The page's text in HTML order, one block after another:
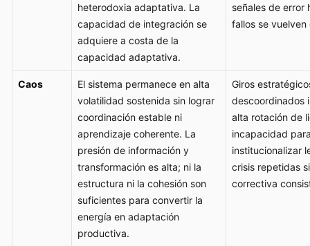
heterodoxia adaptativa. La
capacidad de integración se
adquiere a costa de la
capacidad adaptativa.
señales de error
fallos se
Caos
El sistema permanece en alta
volatilidad sostenida sin lograr
coordinación estable ni
aprendizaje coherente. La
presión de información y
transformación es alta; ni la
estructura ni la cohesión son
suficientes para convertir la
energía en adaptación
productiva.
Giros
descoordinados
alta rotación de
incapacidad
institucionalizar
crisis repetidas
correctiva